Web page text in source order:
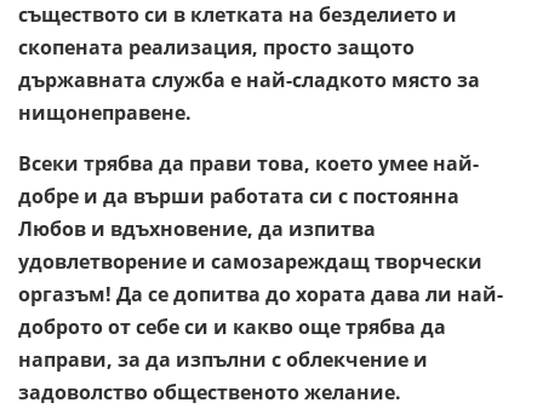
съществото си в клетката на безделието и
скопената реализация, просто защото
държавната служба е най-сладкото място за
нищонеправене.
Всеки трябва да прави това, което умее най-
добре и да върши работата си с постоянна
Любов и вдъхновение, да изпитва
удовлетворение и самозареждащ творчески
оргазъм! Да се допитва до хората дава ли най-
доброто от себе си и какво още трябва да
направи, за да изпълни с облекчение и
задоволство общественото желание.